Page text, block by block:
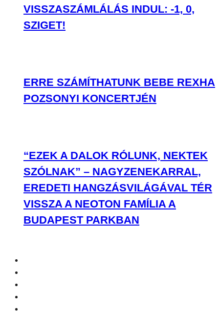
VISSZASZÁMLÁLÁS INDUL: -1, 0,
SZIGET!
ERRE SZÁMÍTHATUNK BEBE REXHA
POZSONYI KONCERTJÉN
“EZEK A DALOK RÓLUNK, NEKTEK
SZÓLNAK” – NAGYZENEKARRAL,
EREDETI HANGZÁSVILÁGÁVAL TÉR
VISSZA A NEOTON FAMÍLIA A
BUDAPEST PARKBAN